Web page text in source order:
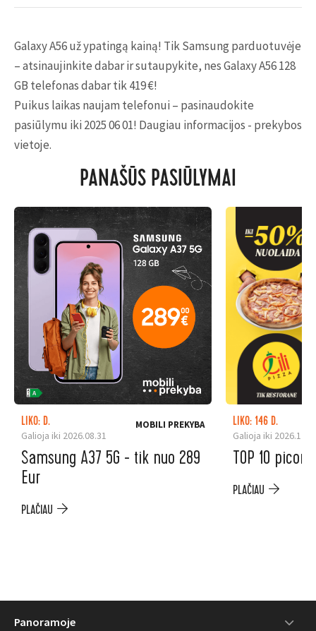
Galaxy A56 už ypatingą kainą! Tik Samsung parduotuvėje
– atsinaujinkite dabar ir sutaupykite, nes Galaxy A56 128
GB telefonas dabar tik 419 €!
Puikus laikas naujam telefonui – pasinaudokite
pasiūlymu iki 2025 06 01! Daugiau informacijos - prekybos
vietoje.
PANAŠŪS PASIŪLYMAI
LIKO: D.
Galioja iki 2026.08.31
MOBILI PREKYBA
Samsung A37 5G - tik nuo 289
Eur
PLAČIAU
LIKO: 146 D.
Galioja iki
TOP 10
PLAČIAU
Panoramoje